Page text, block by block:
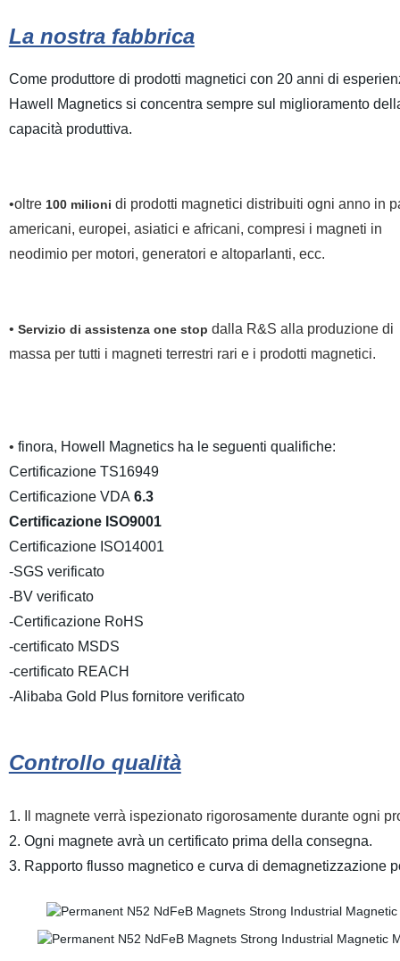
La nostra fabbrica
Come produttore di prodotti magnetici con 20 anni di
Hawell Magnetics si concentra sempre sul miglioramento
capacità produttiva.
•oltre100 milioni di prodotti magnetici distribuiti ogni anno in
americani, europei, asiatici e africani, compresi i magneti in
neodimio per motori, generatori e altoparlanti, ecc.
• Servizio di assistenza one stop dalla R&S alla produzione di
massa per tutti i magneti terrestri rari e i prodotti magnetici.
• finora, Howell Magnetics ha le seguenti qualifiche:
Certificazione TS16949
Certificazione VDA 6.3
Certificazione ISO9001
Certificazione ISO14001
-SGS verificato
-BV verificato
-Certificazione RoHS
-certificato MSDS
-certificato REACH
-Alibaba Gold Plus fornitore verificato
Controllo qualità
1. Il magnete verrà ispezionato rigorosamente durante ogni
2. Ogni magnete avrà un certificato prima della consegna.
3. Rapporto flusso magnetico e curva di demagnetizzazione